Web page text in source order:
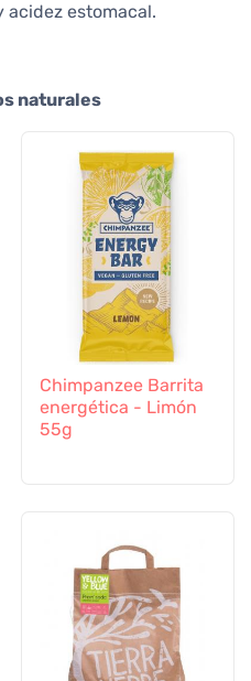
acidez estomacal.
naturales
Chimpanzee Barrita
energética - Limón
55g